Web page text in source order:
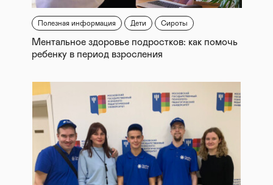
Полезная информация Дети Сироты
Ментальное здоровье подростков: как помочь
ребенку в период взросления